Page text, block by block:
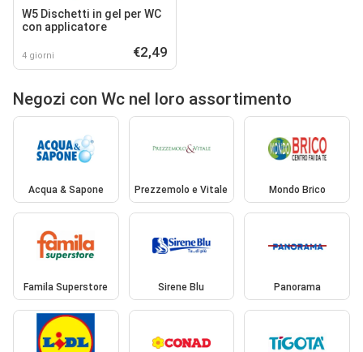
W5 Dischetti in gel per WC
con applicatore
4 giorni €2,49
Negozi con Wc nel loro assortimento
Acqua & Sapone Prezzemolo e Vitale Mondo Brico
Famila Superstore Sirene Blu Panorama